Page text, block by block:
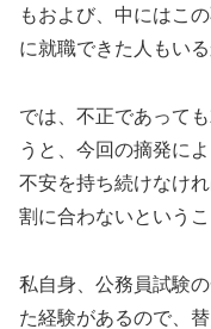
もおよび、中にはこ
に就職できた人もい
では、不正であって
うと、今回の摘発に
不安を持ち続けなけ
割に合わないという
私自身、公務員試験
た経験があるので、